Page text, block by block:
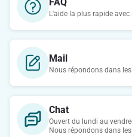
L'aide la plus rapide avec
Mail
Nous répondons dans
Chat
Ouvert du lundi au
Nous répondons dans